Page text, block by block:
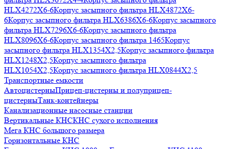
HLX4272X6-6Корпус засыпного фильтра HLX4872X6-
6Корпус засыпного фильтра HLX6386X6-6Корпус засыпного
фильтра HLX7296X6-6Корпус засыпного фильтра
HLX8096X6-6Корпус засыпного фильтра 1465Корпус
засыпного фильтра HLX1354X2,5Корпус засыпного фильтра
HLX1248X2,5Корпус засыпного фильтра
HLX1054X2,5Корпус засыпного фильтра HLX0844X2,5
Транспортные емкости
АвтоцистерныПрицеп-цистерны и полуприцеп-
цистерныТанк-контейнеры
Канализационные насосные станции
Вертикальные КНСКНС сухого исполнения
Мега КНС большого размера
Горизонтальные КНС